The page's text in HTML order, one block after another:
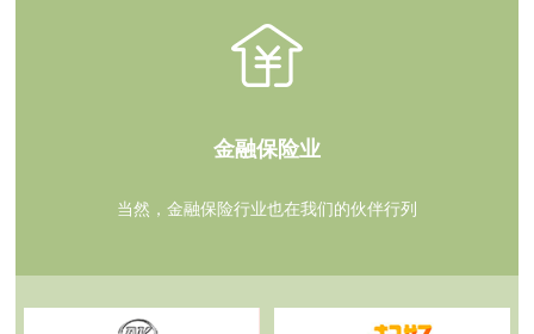
金融保险业
当然，金融保险行业也在我们的伙伴行列